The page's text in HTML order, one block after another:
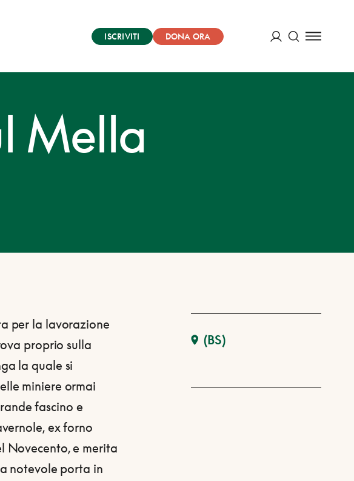
ISCRIVITI
DONA ORA
Mella
per la lavorazione
proprio sulla
la quale si
miniere ormai
fascino e
ex forno
Novecento, e merita
notevole porta in
(BS)